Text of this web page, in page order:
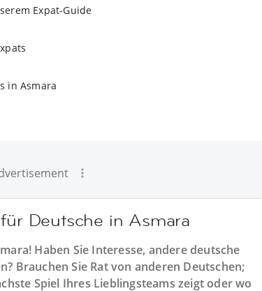
Expat-Guide
in Asmara
Deutsche in Asmara
Haben Sie Interesse, andere deutsche
Brauchen Sie Rat von anderen Deutschen;
Spiel Ihres Lieblingsteams zeigt oder wo